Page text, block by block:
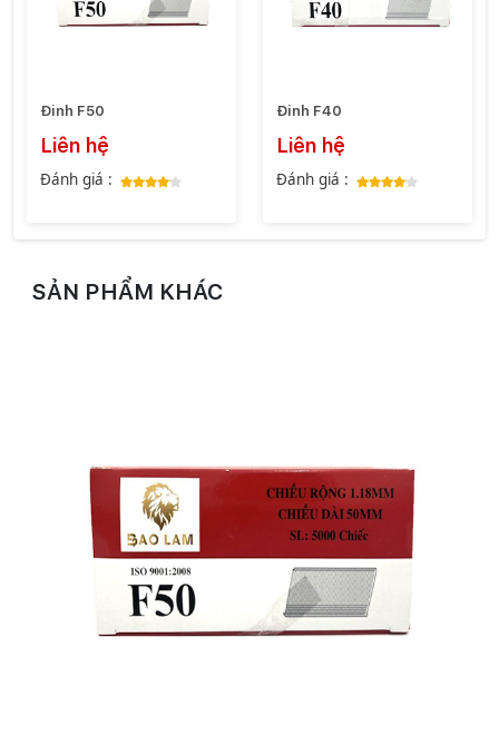
Đinh F50
Liên hệ
Đánh giá :
Đinh F40
Liên hệ
Đánh giá :
SẢN PHẨM KHÁC